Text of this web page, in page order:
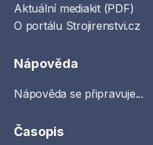
Aktuální mediakit (PDF)
O portálu Strojirenstvi.cz
Nápověda
Nápověda se připravuje...
Časopis